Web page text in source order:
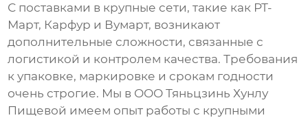
С поставками в крупные сети, такие как РТ-
Март, Карфур и Вумарт, возникают
дополнительные сложности, связанные с
логистикой и контролем качества. Требования
к упаковке, маркировке и срокам годности
очень строгие. Мы в ООО Тяньцзинь Хунлу
Пищевой имеем опыт работы с крупными